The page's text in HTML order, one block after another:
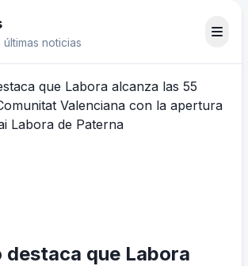
noticias
destaca que Labora